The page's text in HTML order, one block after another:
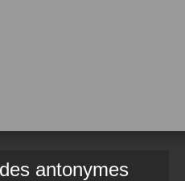
antonymes